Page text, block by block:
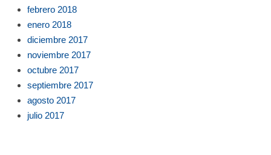
febrero 2018
enero 2018
diciembre 2017
noviembre 2017
octubre 2017
septiembre 2017
agosto 2017
julio 2017